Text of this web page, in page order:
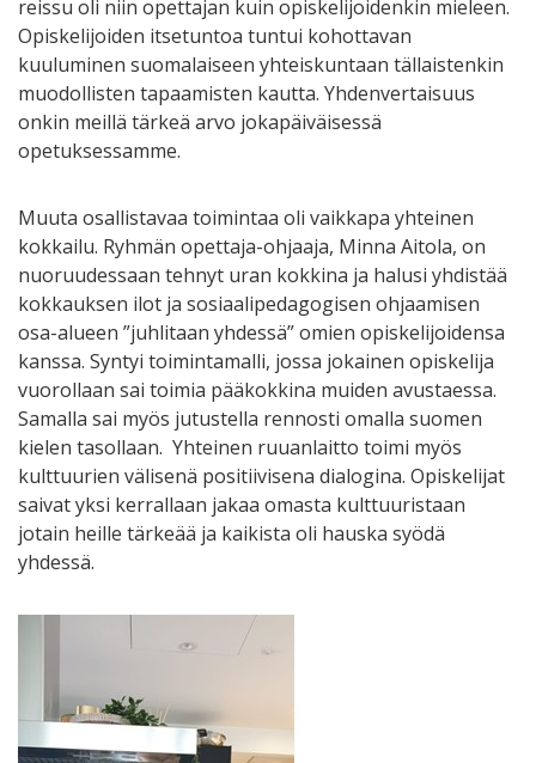
reissu oli niin opettajan kuin opiskelijoidenkin mieleen.
Opiskelijoiden itsetuntoa tuntui kohottavan
kuuluminen suomalaiseen yhteiskuntaan tällaistenkin
muodollisten tapaamisten kautta. Yhdenvertaisuus
onkin meillä tärkeä arvo jokapäiväisessä
opetuksessamme.
Muuta osallistavaa toimintaa oli vaikkapa yhteinen
kokkailu. Ryhmän opettaja-ohjaaja, Minna Aitola, on
nuoruudessaan tehnyt uran kokkina ja halusi yhdistää
kokkauksen ilot ja sosiaalipedagogisen ohjaamisen
osa-alueen ”juhlitaan yhdessä” omien opiskelijoidensa
kanssa. Syntyi toimintamalli, jossa jokainen opiskelija
vuorollaan sai toimia pääkokkina muiden avustaessa.
Samalla sai myös jutustella rennosti omalla suomen
kielen tasollaan. Yhteinen ruuanlaitto toimi myös
kulttuurien välisenä positiivisena dialogina. Opiskelijat
saivat yksi kerrallaan jakaa omasta kulttuuristaan
jotain heille tärkeää ja kaikista oli hauska syödä
yhdessä.